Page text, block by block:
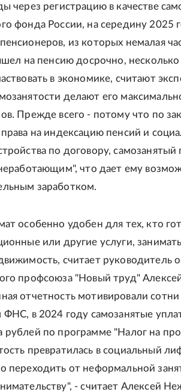
через регистрацию в качестве
фонда России, на середину 2025
из которых немалая
на пенсию досрочно,
в экономике, считают
делают его
Прежде всего - потому что по
на индексацию пенсий и
по договору,
что дает ему
заработком.
особенно удобен для тех, кто
или другие услуги,
считает руководитель
профсоюза "Новый труд"
отчетность мотивировали
в 2024 году самозанятые
рублей по программе "Налог на
превратилась в социальный
переходить от неформальной
- считает Алексей